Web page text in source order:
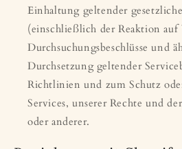
Einhaltung geltender
(einschließlich der Reaktion auf
Durchsuchungsbeschlüsse und
Durchsetzung geltender
Richtlinien und zum Schutz
Services, unserer Rechte und
oder anderer.